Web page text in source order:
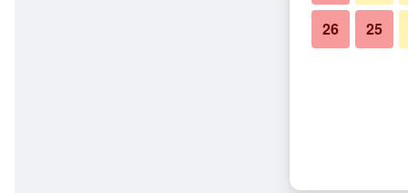
25
26